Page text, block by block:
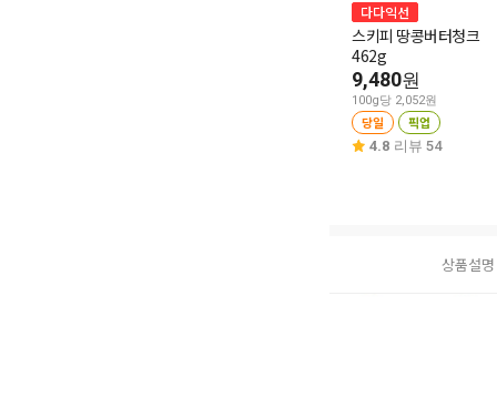
다다익선
스키피 땅콩버터청크
462g
9,480원
100g당 2,052원
당일 픽업
4.8 리뷰 54
상품설명